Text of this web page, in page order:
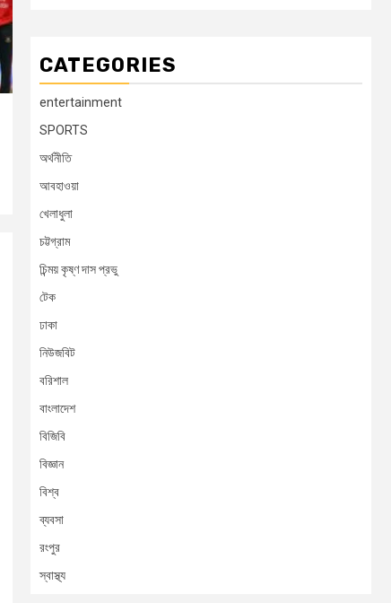
CATEGORIES
entertainment
SPORTS
অর্থনীতি
আবহাওয়া
খেলাধুলা
চট্টগ্রাম
চিন্ময় কৃষ্ণ দাস প্রভু
টেক
ঢাকা
নিউজবিট
বরিশাল
বাংলাদেশ
বিজিবি
বিজ্ঞান
বিশ্ব
ব্যবসা
রংপুর
স্বাস্থ্য